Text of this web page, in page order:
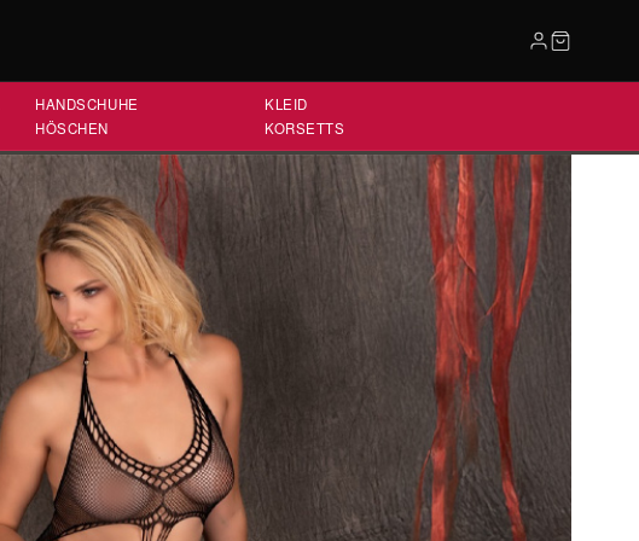
HANDSCHUHE
HÖSCHEN
KLEID
KORSETTS